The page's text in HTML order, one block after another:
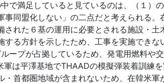
で満足していると見ているのは、（１）
事同盟化しない」の二点だと考えられる
れた６基の運用に必要とされる施設・
る方針を示したため、工事を実施できな
ープが占拠しているため、発電用燃料や
は平澤基地でTHAADの模擬弾装着訓練
首都圏地域が含まれないため、在韓米軍